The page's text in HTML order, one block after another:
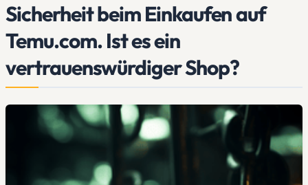
Sicherheit beim Einkaufen auf
Temu.com. Ist es ein
vertrauenswürdiger Shop?